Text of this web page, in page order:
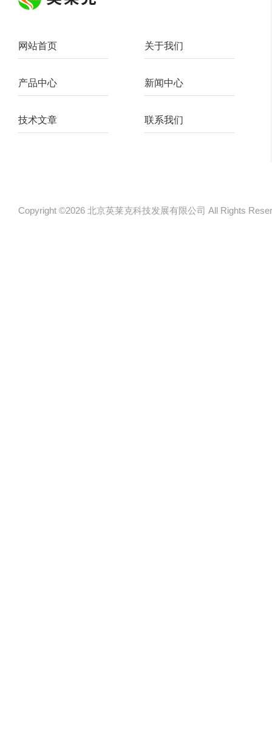
网站首页 关于我们
产品中心 新闻中心
技术文章 联系我们
Copyright ©2026 北京英莱克科技发展有限公司 All Rights